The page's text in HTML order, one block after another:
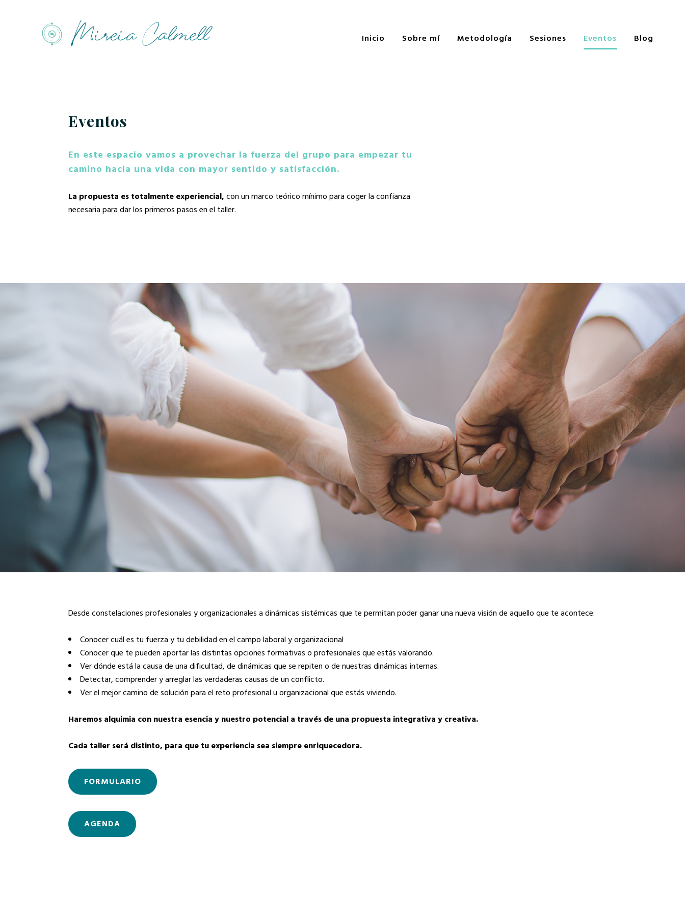
Inicio Sobre mí Metodología Sesiones Eventos Blog
Eventos
En este espacio vamos a provechar la fuerza del grupo para empezar tu
camino hacia una vida con mayor sentido y satisfacción.
La propuesta es totalmente experiencial, con un marco teórico mínimo para coger la confianza
necesaria para dar los primeros pasos en el taller.
Desde constelaciones profesionales y organizacionales a dinámicas sistémicas que te permitan poder ganar una nueva visión de aquello que te acontece:
Conocer cuál es tu fuerza y tu debilidad en el campo laboral y organizacional
Conocer que te pueden aportar las distintas opciones formativas o profesionales que estás valorando.
Ver dónde está la causa de una dificultad, de dinámicas que se repiten o de nuestras dinámicas internas.
Detectar, comprender y arreglar las verdaderas causas de un conflicto.
Ver el mejor camino de solución para el reto profesional u organizacional que estás viviendo.
Haremos alquimia con nuestra esencia y nuestro potencial a través de una propuesta integrativa y creativa.
Cada taller será distinto, para que tu experiencia sea siempre enriquecedora.
FORMULARIO
AGENDA